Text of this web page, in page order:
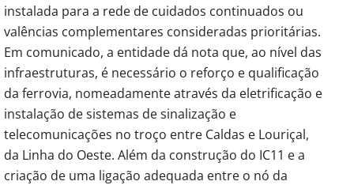
instalada para a rede de cuidados continuados ou
valências complementares consideradas prioritárias.
Em comunicado, a entidade dá nota que, ao nível das
infraestruturas, é necessário o reforço e qualificação
da ferrovia, nomeadamente através da eletrificação e
instalação de sistemas de sinalização e
telecomunicações no troço entre Caldas e Louriçal,
da Linha do Oeste. Além da construção do IC11 e a
criação de uma ligação adequada entre o nó da